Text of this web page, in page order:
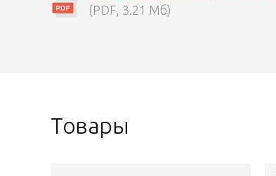
(PDF, 3.21 Мб)
Товары